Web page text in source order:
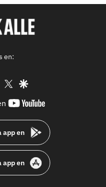
en:
instagram
twittergoogle
youtube-
app en
app en